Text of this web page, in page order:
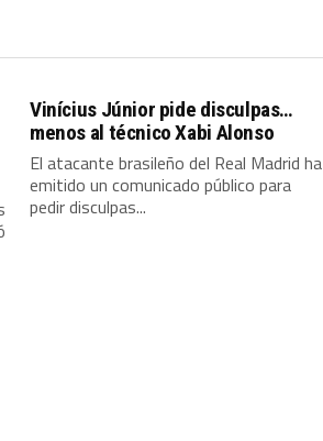
Vinícius Júnior pide disculpas…
menos al técnico Xabi Alonso
El atacante brasileño del Real Madrid ha
emitido un comunicado público para
pedir disculpas...